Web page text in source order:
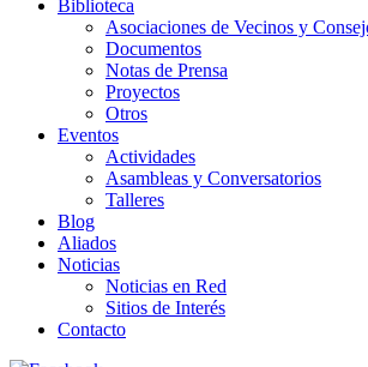
Biblioteca
Asociaciones de Vecinos y
Documentos
Notas de Prensa
Proyectos
Otros
Eventos
Actividades
Asambleas y Conversatorios
Talleres
Blog
Aliados
Noticias
Noticias en Red
Sitios de Interés
Contacto